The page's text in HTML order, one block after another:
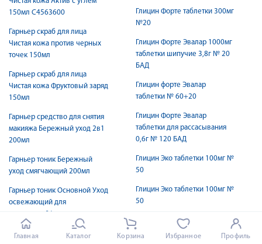
150мл С4563600
Гарньер скраб для лица
Чистая кожа против черных
точек 150мл
Гарньер скраб для лица
Чистая кожа Фруктовый заряд
150мл
Гарньер средство для снятия
макияжа Бережный уход 2в1
200мл
Гарньер тоник Бережный
уход смягчающий 200мл
Гарньер тоник Основной Уход
освежающий для
нормальной/
комбинированной кожи
200мл
Глицин Форте таблетки 300мг
№20
Глицин Форте Эвалар 1000мг
таблетки шипучие 3,8г № 20
БАД
Глицин форте Эвалар
таблетки № 60+20
Глицин Форте Эвалар
таблетки для рассасывания
0,6г № 120 БАД
Глицин Эко таблетки 100мг №
50
Глицин Эко таблетки 100мг №
50
Глицин-Канон таблетки
защечные 250мг №30
Главная Каталог Корзина Избранное Профиль